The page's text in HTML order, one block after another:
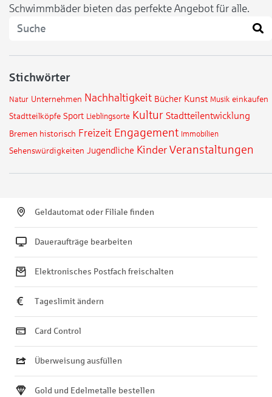
Schwimmbäder bieten das perfekte Angebot für alle.
Stichwörter
Natur Unternehmen Nachhaltigkeit Bücher Kunst Musik einkaufen
Stadtteilköpfe Sport Lieblingsorte Kultur Stadtteilentwicklung
Bremen historisch Freizeit Engagement Immobilien
Sehenswürdigkeiten Jugendliche Kinder Veranstaltungen
Geldautomat oder Filiale finden
Daueraufträge bearbeiten
Elektronisches Postfach freischalten
Tageslimit ändern
Card Control
Überweisung ausfüllen
Gold und Edelmetalle bestellen